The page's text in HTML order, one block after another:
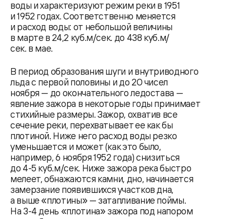
воды и характеризуют режим реки в 1951
и 1952 годах. Соответственно меняется
и расход воды: от небольшой величины
в марте в 24,2 куб.м/сек. до 438 куб.м/
сек. в мае.
В период образования шуги и внутриводного
льда с первой половины и до 20 чисел
ноября — до окончательного ледостава —
явление зажора в некоторые годы принимает
стихийные размеры. Зажор, охватив все
сечение реки, перехватывает ее как бы
плотиной. Ниже него расход воды резко
уменьшается и может (как это было,
например, 6 ноября 1952 года) снизиться
до 4-5 куб.м/сек. Ниже зажора река быстро
мелеет, обнажаются камни, дно, начинается
замерзание появившихся участков дна,
а выше «плотины» — затапливание поймы.
На 3-4 день «плотина» зажора под напором